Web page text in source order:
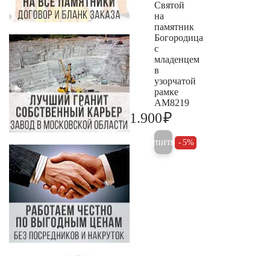
Святой
на
памятник
Богородица
с
младенцем
в
узорчатой
рамке
AM8219
1.900₽
Купить 5%